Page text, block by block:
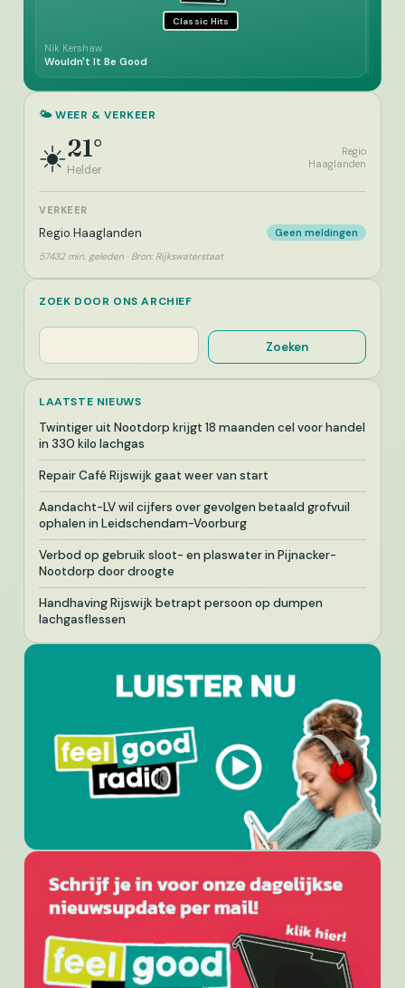
Classic Hits
Nik Kershaw
Wouldn't It Be Good
🌤️ WEER & VERKEER
☀️21°
Helder
Regio
Haaglanden
VERKEER
Regio Haaglanden Geen meldingen
57432 min. geleden · Bron: Rijkswaterstaat
ZOEK DOOR ONS ARCHIEF
Zoeken
Zoeken
LAATSTE NIEUWS
Twintiger uit Nootdorp krijgt 18 maanden cel voor handel
in 330 kilo lachgas
Repair Café Rijswijk gaat weer van start
Aandacht-LV wil cijfers over gevolgen betaald grofvuil
ophalen in Leidschendam-Voorburg
Verbod op gebruik sloot- en plaswater in Pijnacker-
Nootdorp door droogte
Handhaving Rijswijk betrapt persoon op dumpen
lachgasflessen